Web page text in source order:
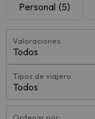
Personal (5)
Valoraciones
Todos
Tipos de viajero
Todos